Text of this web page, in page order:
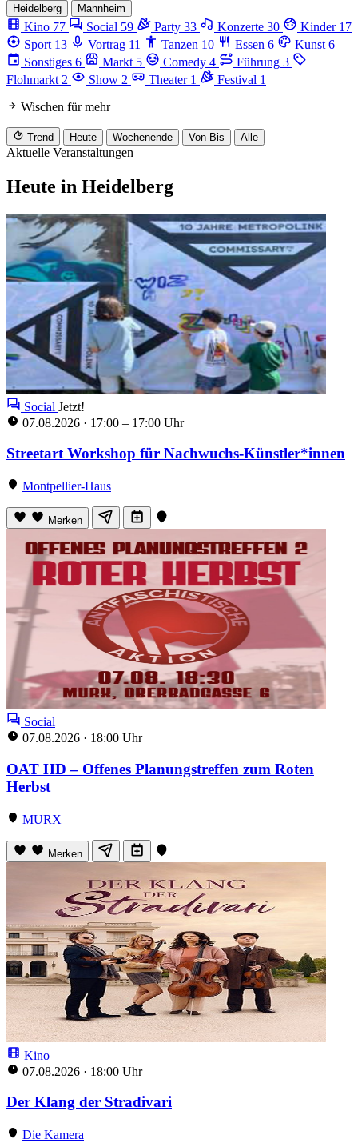
Heidelberg Mannheim
Kino 77 Social 59 Party 33 Konzerte 30 Kinder 17
Sport 13 Vortrag 11 Tanzen 10 Essen 6 Kunst 6
Sonstiges 6 Markt 5 Comedy 4 Führung 3
Flohmarkt 2 Show 2 Theater 1 Festival 1
Wischen für mehr
Trend Heute Wochenende Von-Bis Alle
Aktuelle Veranstaltungen
Heute in Heidelberg
Social Jetzt!
07.08.2026 · 17:00 – 17:00 Uhr
Streetart Workshop für Nachwuchs-Künstler*innen
Montpellier-Haus
Merken
Social
07.08.2026 · 18:00 Uhr
OAT HD – Offenes Planungstreffen zum Roten
Herbst
MURX
Merken
Kino
07.08.2026 · 18:00 Uhr
Der Klang der Stradivari
Die Kamera